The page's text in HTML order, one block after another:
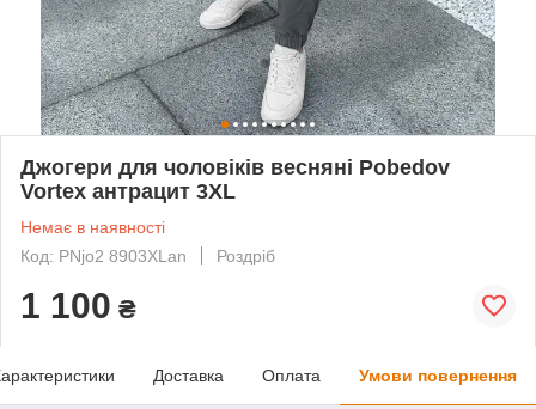
Джогери для чоловіків весняні Pobedov
Vortex антрацит 3XL
Немає в наявності
Код: PNjo2 8903XLan
Роздріб
1 100 ₴
Доставка Оплата Умови повернення